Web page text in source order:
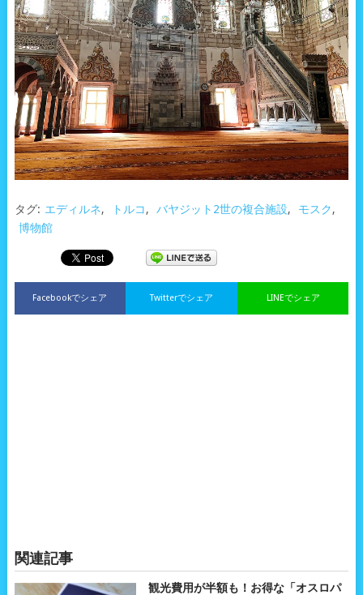
タグ: エディルネ, トルコ, バヤジット2世の複合施設, モスク,
博物館
Facebookでシェア LINEでシェア
Twitterでシェア
関連記事
観光費用が半額も！お得な「オスロパ